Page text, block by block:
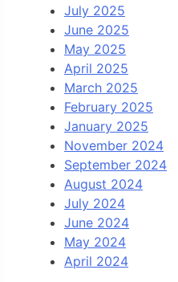
July 2025
June 2025
May 2025
April 2025
March 2025
February 2025
January 2025
November 2024
September 2024
August 2024
July 2024
June 2024
May 2024
April 2024